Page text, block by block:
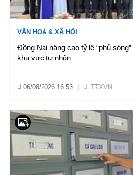
VĂN HOÁ & XÃ HỘI
Đồng Nai nâng cao tỷ lệ “phủ
khu vực tư nhân
06/08/2026 16:53 TTXVN